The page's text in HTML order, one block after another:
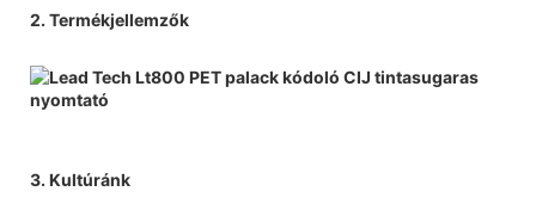
2. Termékjellemzők
3. Kultúránk